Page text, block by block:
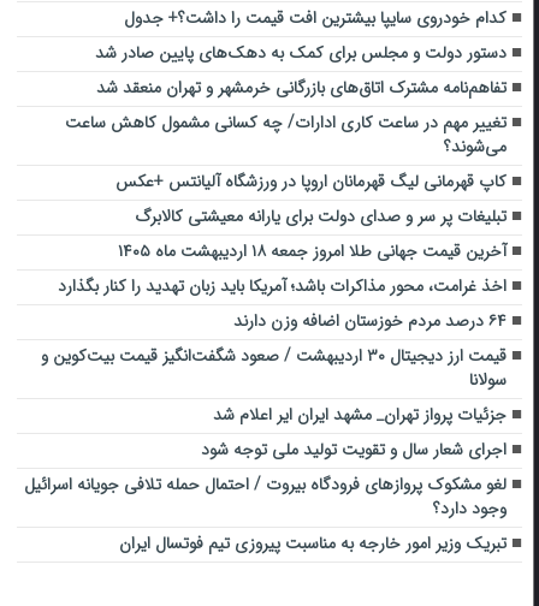
کدام خودروی سایپا بیشترین افت قیمت را داشت؟+ جدول
دستور دولت و مجلس برای کمک به دهک‌های پایین صادر شد
تفاهم‌نامه مشترک اتاق‌های بازرگانی خرمشهر و تهران منعقد شد
تغییر مهم در ساعت کاری ادارات/ چه کسانی مشمول کاهش ساعت
می‌شوند؟
کاپ قهرمانی لیگ قهرمانان اروپا در ورزشگاه آلیانتس +عکس
تبلیغات پر سر و صدای دولت برای یارانه معیشتی کالابرگ
آخرین قیمت جهانی طلا امروز جمعه ۱۸ اردیبهشت ماه ۱۴۰۵
اخذ غرامت، محور مذاکرات باشد؛ آمریکا باید زبان تهدید را کنار بگذارد
۶۴ درصد مردم خوزستان اضافه وزن دارند
قیمت ارز دیجیتال ۳۰ اردیبهشت / صعود شگفت‌انگیز قیمت بیت‌کوین و
سولانا
جزئیات پرواز تهران_ مشهد ایران ایر اعلام شد
اجرای شعار سال و تقویت تولید ملی توجه شود
لغو مشکوک پروازهای فرودگاه بیروت / احتمال حمله تلافی جویانه اسرائیل
وجود دارد؟
تبریک وزیر امور خارجه به مناسبت پیروزی تیم فوتسال ایران